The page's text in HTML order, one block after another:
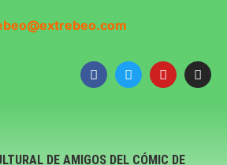
DE AMIGOS DEL CÓMIC DE